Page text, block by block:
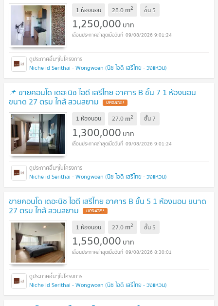
1 ห้องนอน 28.0 m2 ชั้น 5
1,250,000 บาท
09/08/2026 9:01:24
Niche id Serithai - Wongwoen (นิช ไอดี เสรีไทย - วงแหวน)
📌 ขายคอนโด เดอะนิช ไอดี เสรีไทย อาคาร B ชั้น 7 1 ห้องนอน
ขนาด 27 ตรม ใกล้ สวนสยาม UPDATE !
1 ห้องนอน 27.0 m2 ชั้น 7
1,300,000 บาท
09/08/2026 9:01:24
Niche id Serithai - Wongwoen (นิช ไอดี เสรีไทย - วงแหวน)
ขายคอนโด เดอะนิช ไอดี เสรีไทย อาคาร B ชั้น 5 1 ห้องนอน ขนาด
27 ตรม ใกล้ สวนสยาม UPDATE !
1 ห้องนอน 27.0 m2 ชั้น 5
1,550,000 บาท
09/08/2026 8:30:01
Niche id Serithai - Wongwoen (นิช ไอดี เสรีไทย - วงแหวน)